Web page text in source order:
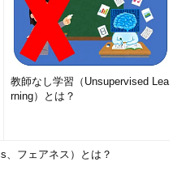
教師なし学習（Unsupervised Lea
rning）とは？
、フェアネス）とは？